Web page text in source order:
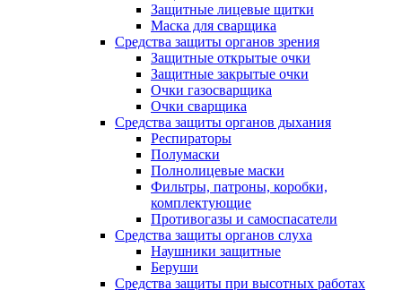
Защитные лицевые щитки
Маска для сварщика
Средства защиты органов зрения
Защитные открытые очки
Защитные закрытые очки
Очки газосварщика
Очки сварщика
Средства защиты органов дыхания
Респираторы
Полумаски
Полнолицевые маски
Фильтры, патроны, коробки,
комплектующие
Противогазы и самоспасатели
Средства защиты органов слуха
Наушники защитные
Беруши
Средства защиты при высотных работах